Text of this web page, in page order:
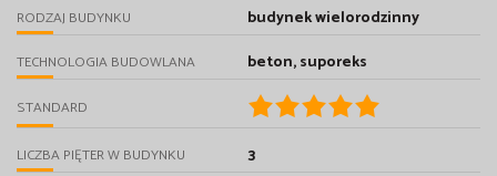
RODZAJ BUDYNKU budynek wielorodzinny
TECHNOLOGIA BUDOWLANA beton, suporeks
STANDARD
LICZBA PIĘTER W BUDYNKU 3